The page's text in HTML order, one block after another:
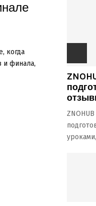
когда
и финала,